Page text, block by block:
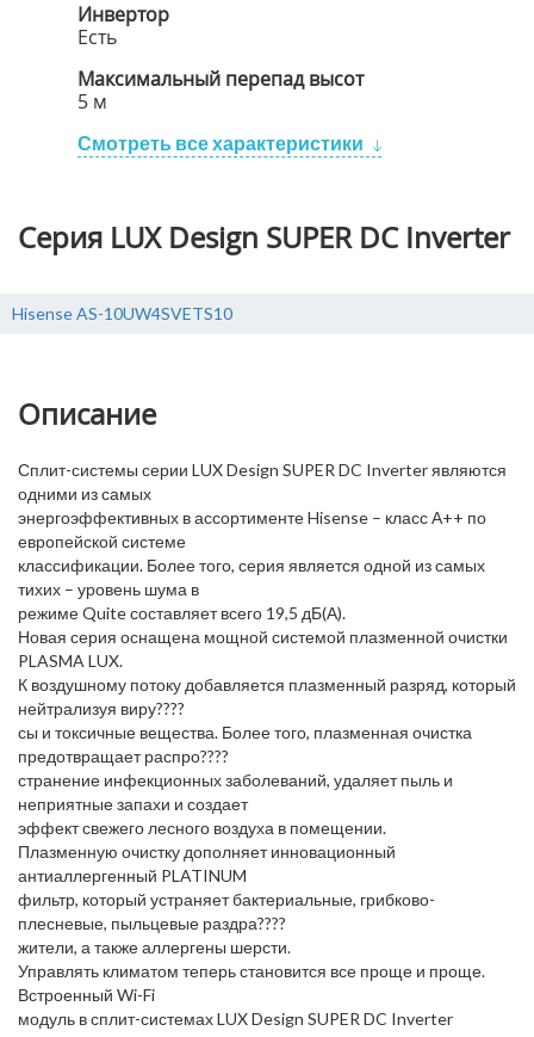
Инвертор
Есть
Максимальный перепад высот
5 м
Смотреть все характеристики
Серия LUX Design SUPER DC Inverter
Hisense AS-10UW4SVETS10
Описание
Сплит-системы серии LUX Design SUPER DC Inverter являются
одними из самых
энергоэффективных в ассортименте Hisense – класс А++ по
европейской системе
классификации. Более того, серия является одной из самых
тихих – уровень шума в
режиме Quite составляет всего 19,5 дБ(А).
Новая серия оснащена мощной системой плазменной очистки
PLASMA LUX.
К воздушному потоку добавляется плазменный разряд, который
нейтрализуя виру????
сы и токсичные вещества. Более того, плазменная очистка
предотвращает распро????
странение инфекционных заболеваний, удаляет пыль и
неприятные запахи и создает
эффект свежего лесного воздуха в помещении.
Плазменную очистку дополняет инновационный
антиаллергенный PLATINUM
фильтр, который устраняет бактериальные, грибково-
плесневые, пыльцевые раздра????
жители, а также аллергены шерсти.
Управлять климатом теперь становится все проще и проще.
Встроенный Wi-Fi
модуль в сплит-системах LUX Design SUPER DC Inverter